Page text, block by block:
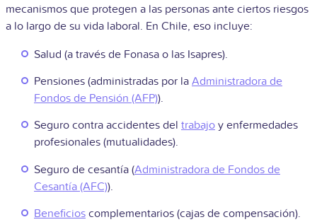
mecanismos que protegen a las personas ante ciertos riesgos
a lo largo de su vida laboral. En Chile, eso incluye:
Salud (a través de Fonasa o las Isapres).
Pensiones (administradas por la Administradora de
Fondos de Pensión (AFP)).
Seguro contra accidentes del trabajo y enfermedades
profesionales (mutualidades).
Seguro de cesantía (Administradora de Fondos de
Cesantía (AFC)).
Beneficios complementarios (cajas de compensación).